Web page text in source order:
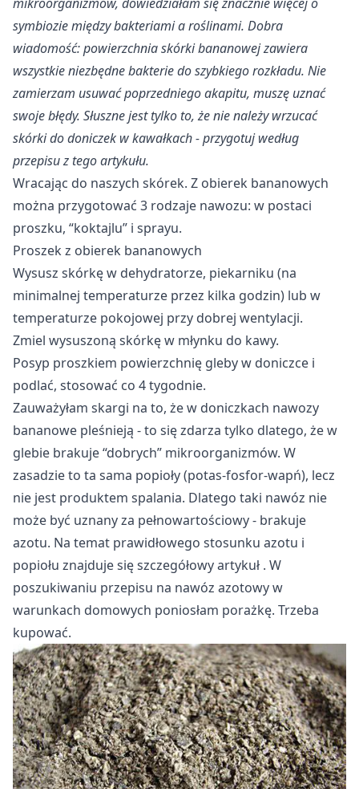
symbiozie między bakteriami a roślinami. Dobra
wiadomość: powierzchnia skórki bananowej zawiera
wszystkie niezbędne bakterie do szybkiego rozkładu. Nie
zamierzam usuwać poprzedniego akapitu, muszę uznać
swoje błędy. Słuszne jest tylko to, że nie należy wrzucać
skórki do doniczek w kawałkach - przygotuj według
przepisu z tego artykułu.
Wracając do naszych skórek. Z obierek bananowych
można przygotować 3 rodzaje nawozu: w postaci
proszku, “koktajlu” i sprayu.
Proszek z obierek bananowych
Wysusz skórkę w dehydratorze, piekarniku (na
minimalnej temperaturze przez kilka godzin) lub w
temperaturze pokojowej przy dobrej wentylacji.
Zmiel wysuszoną skórkę w młynku do kawy.
Posyp proszkiem powierzchnię gleby w doniczce i
podlać, stosować co 4 tygodnie.
Zauważyłam skargi na to, że w doniczkach nawozy
bananowe pleśnieją - to się zdarza tylko dlatego, że w
glebie brakuje “dobrych” mikroorganizmów. W
zasadzie to ta sama popioły (potas-fosfor-wapń), lecz
nie jest produktem spalania. Dlatego taki nawóz nie
może być uznany za pełnowartościowy - brakuje
azotu. Na temat prawidłowego stosunku azotu i
popiołu znajduje się szczegółowyartykuł . W
poszukiwaniu przepisu na nawóz azotowy w
warunkach domowych poniosłam porażkę. Trzeba
kupować.